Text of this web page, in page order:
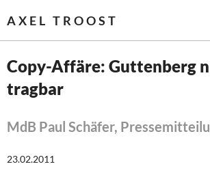
AXEL TROOST
Startseite
Themen
Leitlinien linker Wirtschafts- und
Copy-Affäre: Guttenberg
tragbar
MdB Paul Schäfer,
23.02.2011